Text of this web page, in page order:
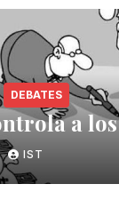
DEBATES
a
IST